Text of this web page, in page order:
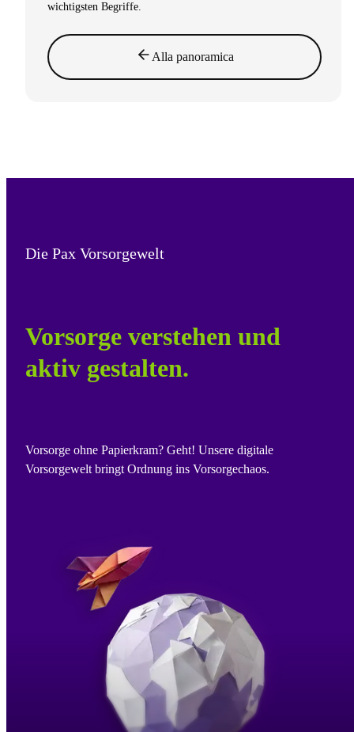
wichtigsten Begriffe.
Alla panoramica
Die Pax Vorsorgewelt
Vorsorge verstehen und
aktiv gestalten.
Vorsorge ohne Papierkram? Geht! Unsere digitale
Vorsorgewelt bringt Ordnung ins Vorsorgechaos.